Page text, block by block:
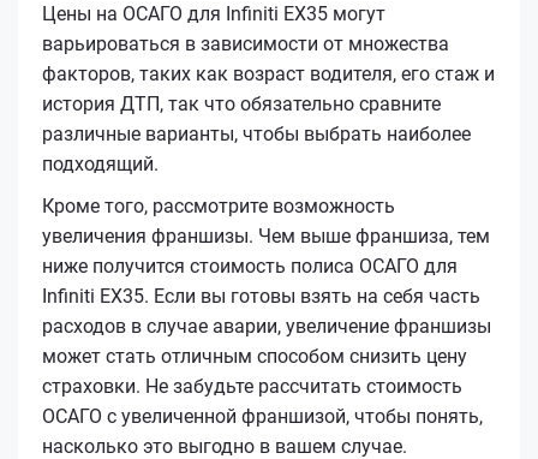
Цены на ОСАГО для Infiniti EX35 могут
варьироваться в зависимости от множества
факторов, таких как возраст водителя, его стаж и
история ДТП, так что обязательно сравните
различные варианты, чтобы выбрать наиболее
подходящий.
Кроме того, рассмотрите возможность
увеличения франшизы. Чем выше франшиза, тем
ниже получится стоимость полиса ОСАГО для
Infiniti EX35. Если вы готовы взять на себя часть
расходов в случае аварии, увеличение франшизы
может стать отличным способом снизить цену
страховки. Не забудьте рассчитать стоимость
ОСАГО с увеличенной франшизой, чтобы понять,
насколько это выгодно в вашем случае.